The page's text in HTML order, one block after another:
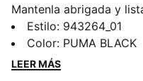
Mantenla abrigada y
suave mezcla de
dos piezas es perfecto
grandes aventuras. Ya
Estilo: 943264_01
Color: PUMA BLACK
LEER MÁS